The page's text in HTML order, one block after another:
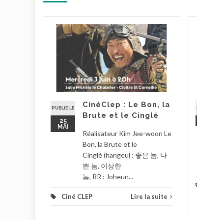
PUBLIÉ LE
25
MAI
CinéClep : Le Bon, la
Brute et le Cinglé
Réalisateur Kim Jee-woon Le
Bon, la Brute et le
Cinglé (hangeul : 좋은 놈, 나
쁜 놈, 이상한
놈, RR : Joheun...
Ciné CLEP Lire la suite